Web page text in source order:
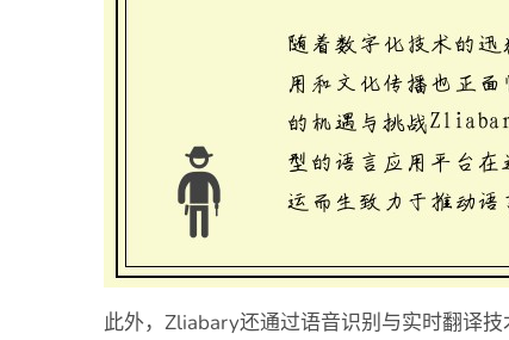
此外，Zliabary还通过语音识别与实时翻译